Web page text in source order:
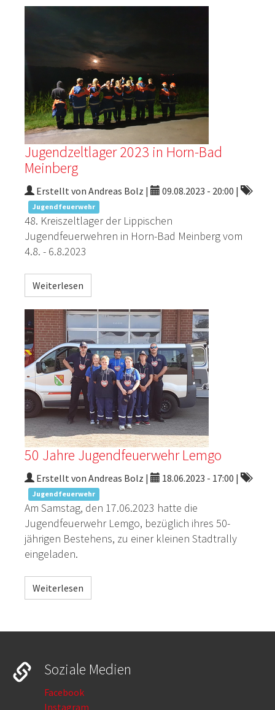
Jugendzeltlager 2023 in Horn-Bad
Meinberg
Erstellt von Andreas Bolz | 09.08.2023 - 20:00 |
Jugendfeuerwehr
48. Kreiszeltlager der Lippischen
Jugendfeuerwehren in Horn-Bad Meinberg vom
4.8. - 6.8.2023
Weiterlesen
50 Jahre Jugendfeuerwehr Lemgo
Erstellt von Andreas Bolz | 18.06.2023 - 17:00 |
Jugendfeuerwehr
Am Samstag, den 17.06.2023 hatte die
Jugendfeuerwehr Lemgo, bezüglich ihres 50-
jährigen Bestehens, zu einer kleinen Stadtrally
eingeladen.
Weiterlesen
Soziale Medien
Facebook
Instagram